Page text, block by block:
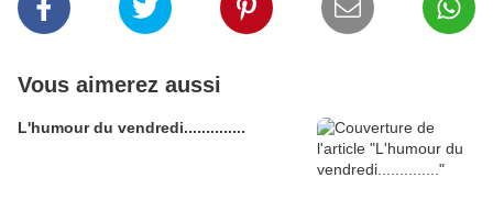
Vous aimerez aussi
L'humour du vendredi..............